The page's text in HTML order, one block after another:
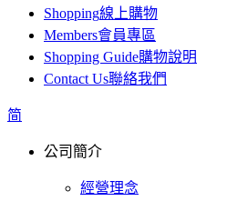
Shopping線上購物
Members會員專區
Shopping Guide購物說明
Contact Us聯絡我們
简
公司簡介
經營理念